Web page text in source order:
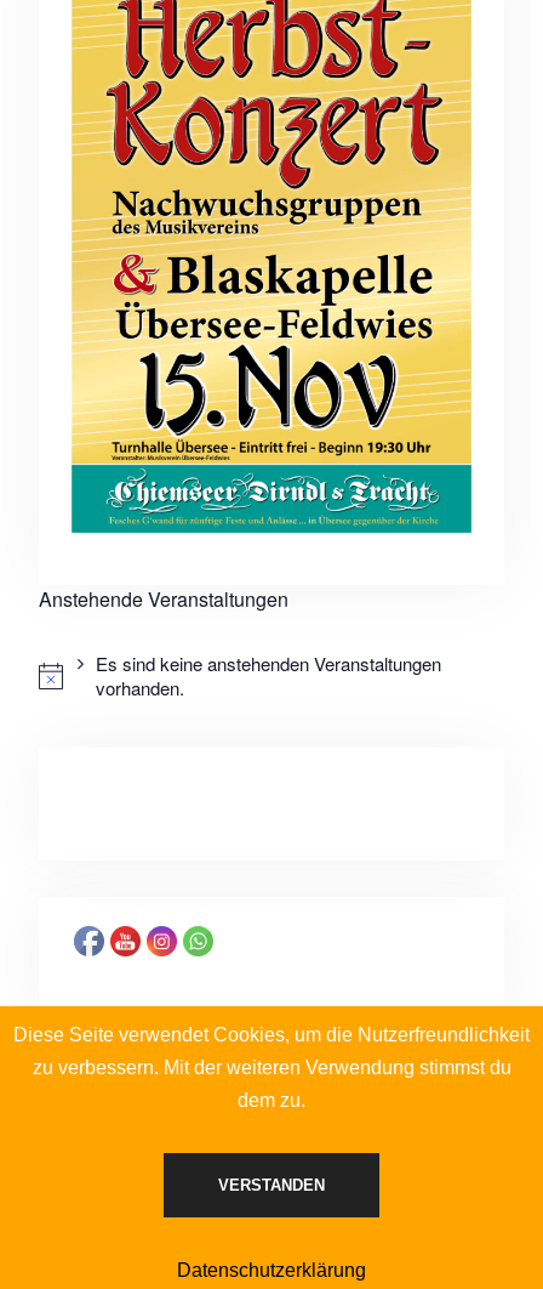
Anstehende Veranstaltungen
Es sind keine anstehenden Veranstaltungen
vorhanden.
Copyright © 2025 Musikverein Übersee-Feldwies e.V.
Datenschutzerklärung Sitemap
Musical Vibe by WEN Themes
Diese Seite verwendet Cookies, um die Nutzerfreundlichkeit
zu verbessern. Mit der weiteren Verwendung stimmst du
dem zu.
VERSTANDEN
Datenschutzerklärung